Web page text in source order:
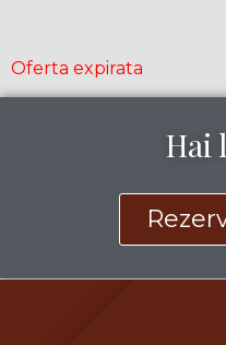
Oferta expirata
Hai